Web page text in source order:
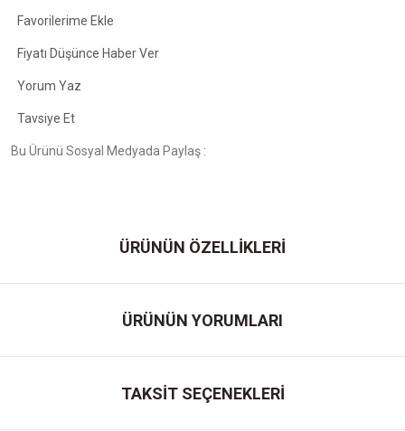
Fiyatı Düşünce Haber Ver
Yorum Yaz
Tavsiye Et
Bu Ürünü Sosyal Medyada Paylaş :
ÜRÜNÜN ÖZELLİKLERİ
ÜRÜNÜN YORUMLARI
TAKSİT SEÇENEKLERİ